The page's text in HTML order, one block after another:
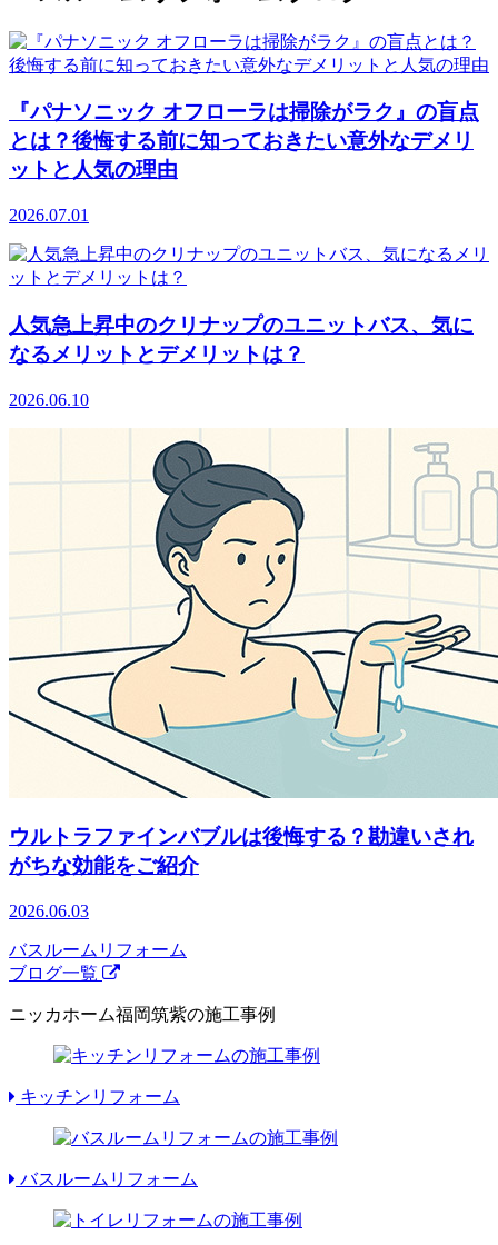
『パナソニック オフローラは掃除がラク』の盲点
とは？後悔する前に知っておきたい意外なデメリ
ットと人気の理由
2026.07.01
人気急上昇中のクリナップのユニットバス、気に
なるメリットとデメリットは？
2026.06.10
ウルトラファインバブルは後悔する？勘違いされ
がちな効能をご紹介
2026.06.03
バスルームリフォーム
ブログ一覧
ニッカホーム福岡筑紫の施工事例
キッチンリフォーム
バスルームリフォーム